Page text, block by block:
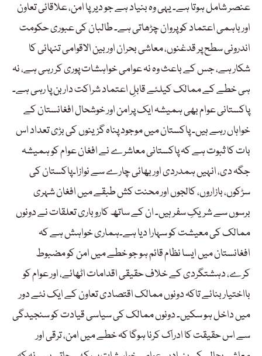
عنصر شامل ہوتا ہے۔ یہی وہ بنیاد ہے جو دیرپا امن، علاقائی تعاون
اور باہمی اعتماد کو پروان چڑھاتی ہے۔ طالبان کی عبوری حکومت
اندرونی سطح پر قدغنوں، معاشی بحران اور بین الاقوامی تنہائی کا
شکار ہے، جس کے باعث وہ نہ عوامی خواہشات پوری کر رہی ہے، نہ
ہی خطے کے ممالک کیلئے قابلِ اعتماد شراکت دار بن پا رہی ہے۔
پاکستانی عوام بھی ہمیشہ ایک پرامن اور خوشحال افغانستان کے
خواہاں رہے ہیں۔ پاکستان میں موجود پناہ گزینوں کی بڑی تعداد اس
بات کا ثبوت ہے کہ پاکستانی معاشرے نے افغان عوام کو ہمیشہ
جگہ دی، انہیں ہمدردی اور بھائی چارے سے نوازا۔پاکستان کی
سڑکوں، بازاروں، کالجوں اور محنت کش طبقے میں افغان شہری
برسوں سے شریکِ سفر ہیں۔ ان کے ساتھ کاروباری تعلقات نے دونوں
ممالک کی معیشت کو سہارا دیا ہے۔ہماری خواہش ہے کہ
افغانستان میں ایسا نظام قائم ہو جو خطے میں امن کو مضبوط
کرے، دہشتگردی کے خلاف حقیقی اقدامات اٹھائے، اور عوام کو
بااختیار بنائے تاکہ دونوں ممالک اقتصادی تعاون کے ایک نئے دور
میں داخل ہو سکیں۔ دونوں ممالک کی سیاسی قیادت کو سنجیدگی
سے اس حقیقت کا ادراک کرنا ہوگا کہ خطے میں امن، ترقی اور